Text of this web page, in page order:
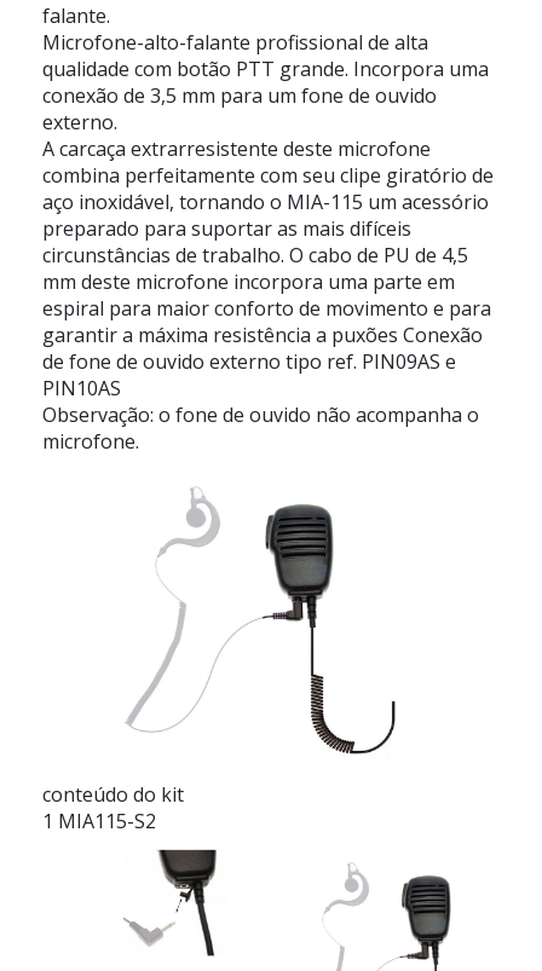
falante.
Microfone-alto-falante profissional de alta
qualidade com botão PTT grande. Incorpora uma
conexão de 3,5 mm para um fone de ouvido
externo.
A carcaça extrarresistente deste microfone
combina perfeitamente com seu clipe giratório de
aço inoxidável, tornando o MIA-115 um acessório
preparado para suportar as mais difíceis
circunstâncias de trabalho. O cabo de PU de 4,5
mm deste microfone incorpora uma parte em
espiral para maior conforto de movimento e para
garantir a máxima resistência a puxões Conexão
de fone de ouvido externo tipo ref. PIN09AS e
PIN10AS
Observação: o fone de ouvido não acompanha o
microfone.
conteúdo do kit
1 MIA115-S2